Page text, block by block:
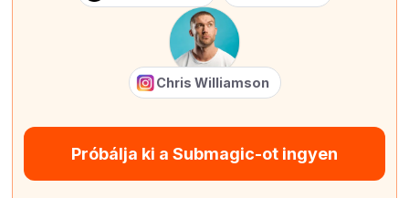
Chris Williamson
Próbálja ki a Submagic-ot ingyen